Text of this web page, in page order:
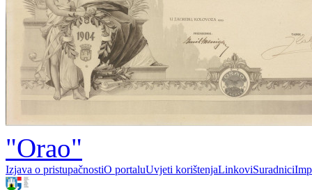
"Orao"
Izjava o pristupačnostiO portaluUvjeti korištenjaLinkoviSuradnici